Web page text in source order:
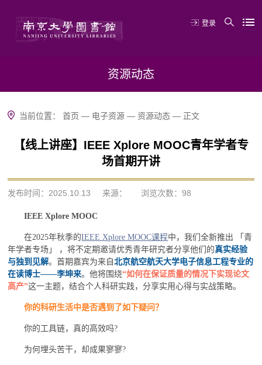
登录
资源动态
当前位置：首页 — 电子资源 —资源动态 — 正文
【线上讲座】IEEE Xplore MOOC青年学者专
场首期开讲
发布时间：2025.10.13 来源： 浏览次数：98
IEEE Xplore MOOC
在2025年秋季的IEEE Xplore MOOC课程中，我们全新推出 「青
年学者专场」 ，将不定期邀请优秀青年研究者分享他们的真实经验
与独到见解。首期嘉宾为来自北京航空航天大学电子信息工程专业的
在读博士——李坤来。他将围绕“如何在保证质量的情况下实现论文
高产”这一主题，结合个人科研实践，分享实用心得与实战策略。
你的科研生活中是否遇到了如下疑问？
你的工具链，真的高效吗?
为何埋头苦干，却成果寥寥?